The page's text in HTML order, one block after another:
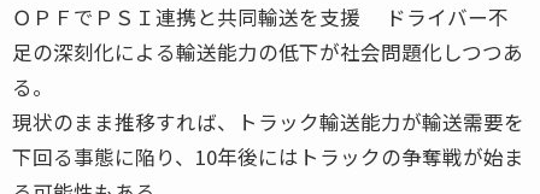
ＯＰＦでＰＳＩ連携と共同輸送を支援 ドライバー不
足の深刻化による輸送能力の低下が社会問題化しつつあ
る。
現状のまま推移すれば、トラック輸送能力が輸送需要を
下回る事態に陥り、10年後にはトラックの争奪戦が始ま